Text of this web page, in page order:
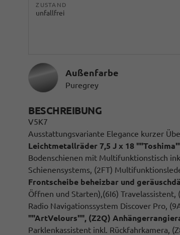
ZUSTAND
unfallfrei
Außenfarbe
Puregrey
BESCHREIBUNG
V5K7
Ausstattungsvariante Elegance kurzer
Leichtmetallräder 7,5 J x 18
Bodenschienen mit Multifunktionstisch
Schienensystems, (2FT)
Frontscheibe beheizbar und
Öffnen und Starten),(6I6)
Radio Navigationssystem Discover Pro,
""ArtVelours"", (Z2Q)
Parklenkassistent inkl. Rückfahrkamera,